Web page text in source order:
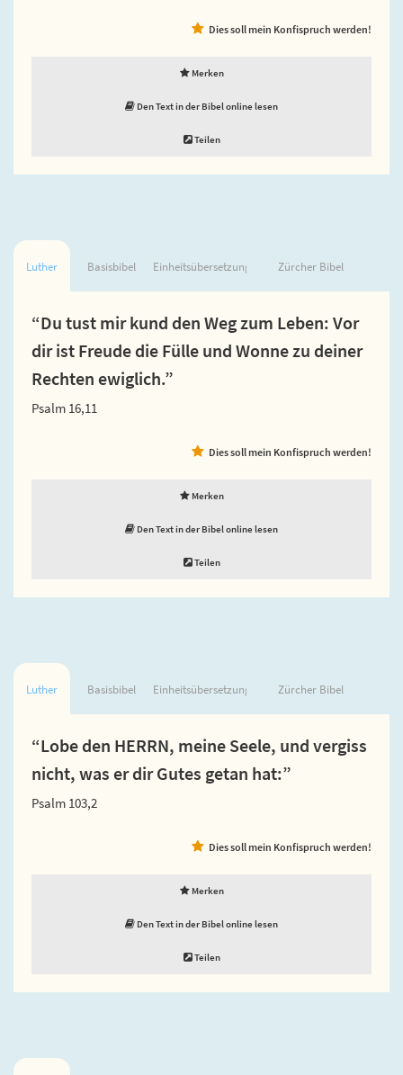
Dies soll mein Konfispruch werden!
Merken
Den Text in der Bibel online lesen
Teilen
Luther Basisbibel Einheitsübersetzung Zürcher Bibel
“Du tust mir kund den Weg zum Leben: Vor
dir ist Freude die Fülle und Wonne zu deiner
Rechten ewiglich.”
Psalm 16,11
Dies soll mein Konfispruch werden!
Merken
Den Text in der Bibel online lesen
Teilen
Luther Basisbibel Einheitsübersetzung Zürcher Bibel
“Lobe den HERRN, meine Seele, und vergiss
nicht, was er dir Gutes getan hat:”
Psalm 103,2
Dies soll mein Konfispruch werden!
Merken
Den Text in der Bibel online lesen
Teilen